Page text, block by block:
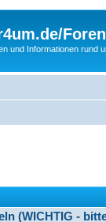
Foren
und Informationen rund
(WICHTIG -